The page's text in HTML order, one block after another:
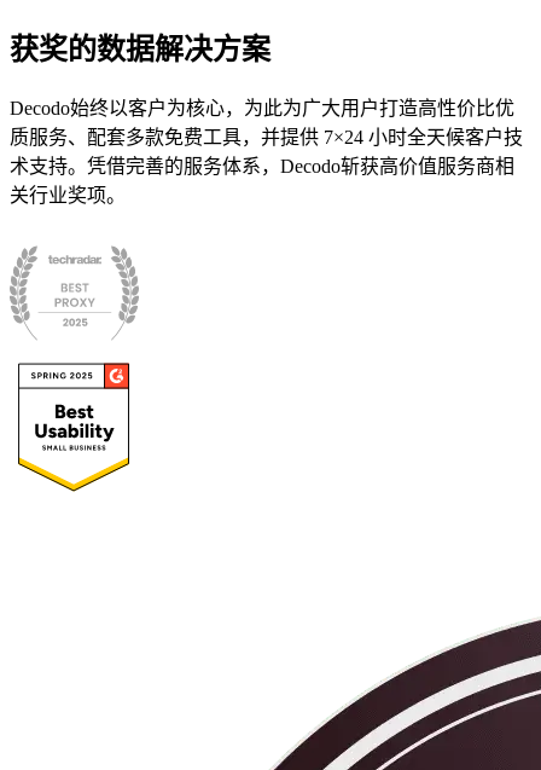
微信公众号
立即关注 Decodo德口多微信公众号，获取最新产
品动态、专属优惠及更多精彩内容！
微信公众号
获奖的数据解决方案
Decodo始终以客户为核心，为此为广大用户打造高性价比优
质服务、配套多款免费工具，并提供 7×24 小时全天候客户技
术支持。凭借完善的服务体系，Decodo斩获高价值服务商相
关行业奖项。